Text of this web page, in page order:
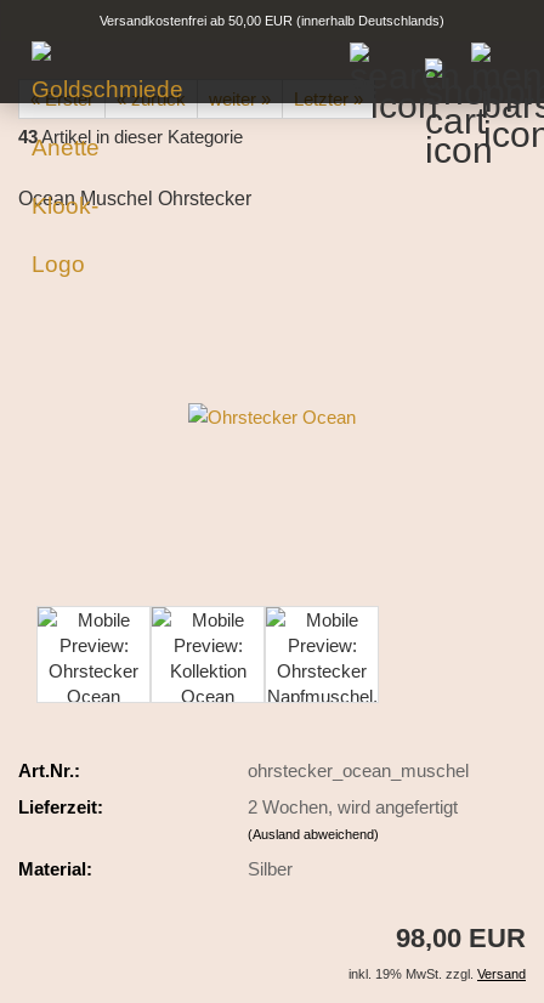
Versandkostenfrei ab 50,00 EUR (innerhalb Deutschlands)
« Erster « zurück weiter »
Letzter »
43Artikel in dieser Kategorie
Ocean Muschel Ohrstecker
Art.Nr.:
ohrstecker_ocean_muschel
Lieferzeit:
2 Wochen, wird angefertigt
(Ausland abweichend)
Material: Silber
98,00 EUR
inkl. 19% MwSt. zzgl. Versand